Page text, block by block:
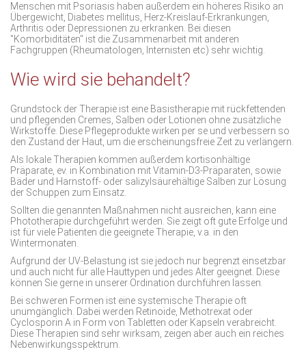
Menschen mit Psoriasis haben außerdem ein höheres Risiko an
Übergewicht, Diabetes mellitus, Herz-Kreislauf-Erkrankungen,
Arthritis oder Depressionen zu erkranken. Bei diesen
"Komorbiditäten" ist die Zusammenarbeit mit anderen
Fachgruppen (Rheumatologen, Internisten etc) sehr wichtig.
Wie wird sie behandelt?
Grundstock der Therapie ist eine Basistherapie mit rückfettenden
und pflegenden Cremes, Salben oder Lotionen ohne zusätzliche
Wirkstoffe. Diese Pflegeprodukte wirken per se und verbessern so
den Zustand der Haut, um die erscheinungsfreie Zeit zu verlängern.
Als lokale Therapien kommen außerdem kortisonhältige
Präparate, ev. in Kombination mit Vitamin-D3-Präparaten, sowie
Bäder und Harnstoff- oder salizylsäurehältige Salben zur Lösung
der Schuppen zum Einsatz.
Sollten die genannten Maßnahmen nicht ausreichen, kann eine
Phototherapie durchgeführt werden. Sie zeigt oft gute Erfolge und
ist für viele Patienten die geeignete Therapie, v.a. in den
Wintermonaten.
Aufgrund der UV-Belastung ist sie jedoch nur begrenzt einsetzbar
und auch nicht für alle Hauttypen und jedes Alter geeignet. Diese
können Sie gerne in unserer Ordination durchführen lassen.
Bei schweren Formen ist eine systemische Therapie oft
unumgänglich. Dabei werden Retinoide, Methotrexat oder
Cyclosporin A in Form von Tabletten oder Kapseln verabreicht.
Diese Therapien sind sehr wirksam, zeigen aber auch ein reiches
Nebenwirkungsspektrum.